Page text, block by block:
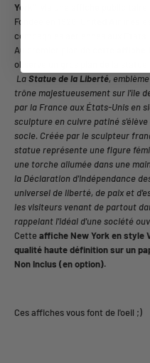
York"
Fondée en 1926,
compagnies aériennes aux États-
Au premier plan de cette
observe un gros plan de la statue
LaStatue de la Liberté,
trône majestueusement sur l'île
par la France aux États-Unis en
sculpture en cuivre patiné
socle. Créée par le sculpteur
statue représente une figure
une torche allumée dans une
la Déclaration d'Indépendance
universel de liberté, de paix et
les visiteurs venant de partout
rappelant l'idéal d'une société
Cetteaffiche New York en style
qualité haute définition sur un
Non Inclus (en option).